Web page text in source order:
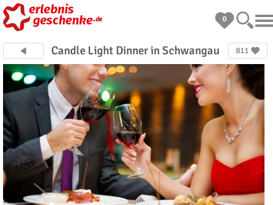
0
Candle Light Dinner in Schwangau 811